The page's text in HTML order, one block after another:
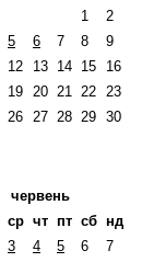
1
2
5 6 7 8
9
12 13 14 15
16
19 20 21 22 23
26 27 28 29 30
червень
ср чт пт сб нд
3 4 5 6
7